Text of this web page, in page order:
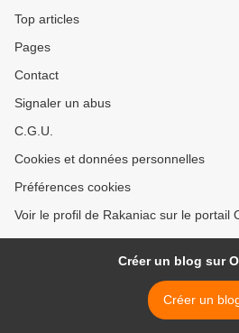
Top articles
Pages
Contact
Signaler un abus
C.G.U.
Cookies et données personnelles
Préférences cookies
Voir le profil de Rakaniac sur le portail
Créer un blog sur
Créer un